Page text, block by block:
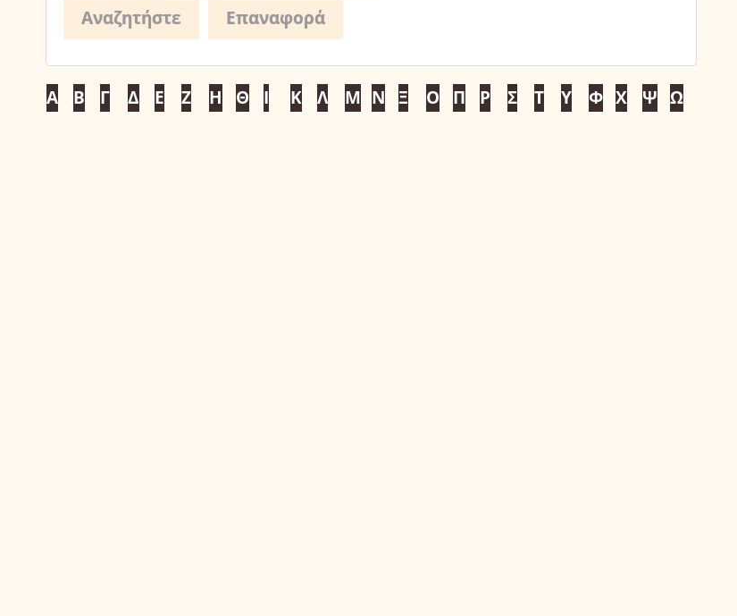
Α Β Γ Δ Ε Ζ Η Θ Ι Κ Λ Μ Ν Ξ Ο Π Ρ Σ Τ Υ Φ Χ Ψ Ω